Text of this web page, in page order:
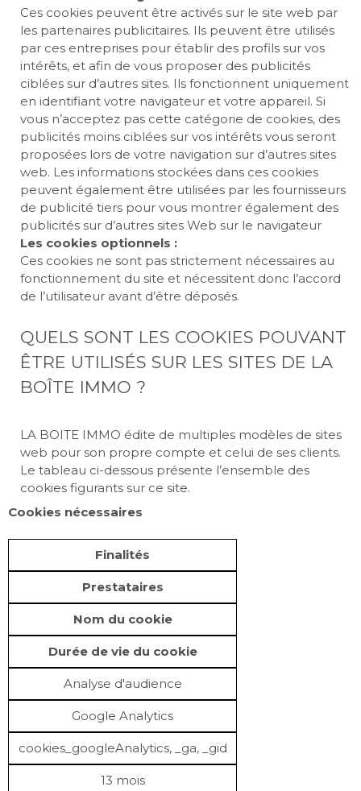
Ces cookies peuvent être activés sur le site web par
les partenaires publicitaires. Ils peuvent être utilisés
par ces entreprises pour établir des profils sur vos
intérêts, et afin de vous proposer des publicités
ciblées sur d’autres sites. Ils fonctionnent uniquement
en identifiant votre navigateur et votre appareil. Si
vous n’acceptez pas cette catégorie de cookies, des
publicités moins ciblées sur vos intérêts vous seront
proposées lors de votre navigation sur d’autres sites
web. Les informations stockées dans ces cookies
peuvent également être utilisées par les fournisseurs
de publicité tiers pour vous montrer également des
publicités sur d’autres sites Web sur le navigateur
Les cookies optionnels :
Ces cookies ne sont pas strictement nécessaires au
fonctionnement du site et nécessitent donc l’accord
de l’utilisateur avant d’être déposés.
QUELS SONT LES COOKIES POUVANT
ÊTRE UTILISÉS SUR LES SITES DE LA
BOÎTE IMMO ?
LA BOITE IMMO édite de multiples modèles de sites
web pour son propre compte et celui de ses clients.
Le tableau ci-dessous présente l’ensemble des
cookies figurants sur ce site.
Cookies nécessaires
Finalités
Prestataires
Nom du cookie
Durée de vie du cookie
Analyse d'audience
Google Analytics
cookies_googleAnalytics, _ga, _gid
13 mois